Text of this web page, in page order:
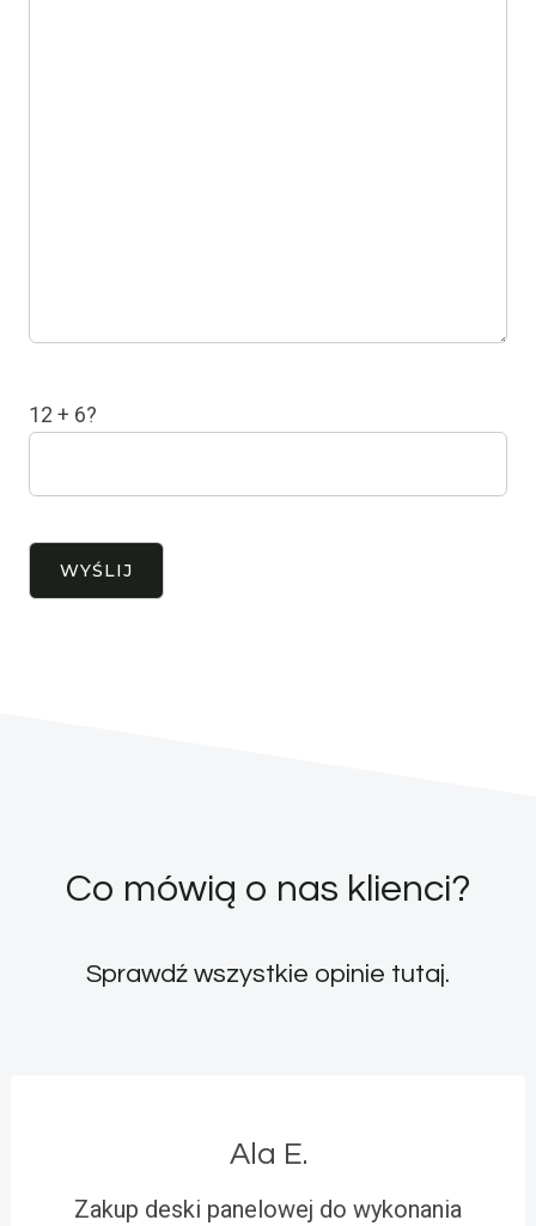
12 + 6?
Co mówią o nas klienci?
Sprawdź wszystkie opinie tutaj.
Ala E.
Zakup deski panelowej do wykonania